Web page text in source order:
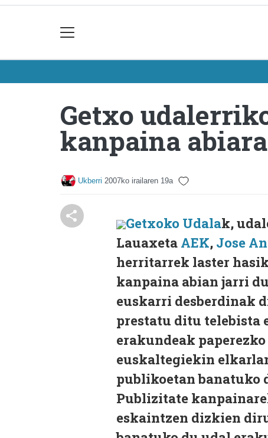
Getxo
kanpaina
Ukberri 2007ko irailaren 19a
Getxoko Udalak,
Lauaxeta AEK, Jose
herritarrek laster
kanpaina abian jarri
euskarri desberdinak
prestatu ditu telebista
erakundeak
euskaltegiekin
publikoetan banatuko
Publizitate
eskaintzen dizkien